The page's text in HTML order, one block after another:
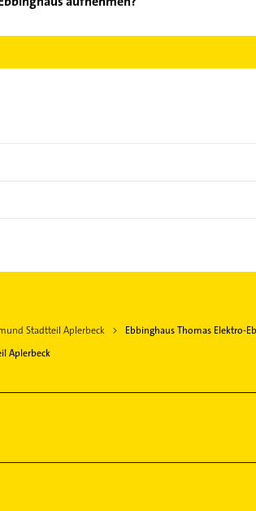
Stadtteil Aplerbeck
Ebbinghaus Thomas Elektro-
Aplerbeck